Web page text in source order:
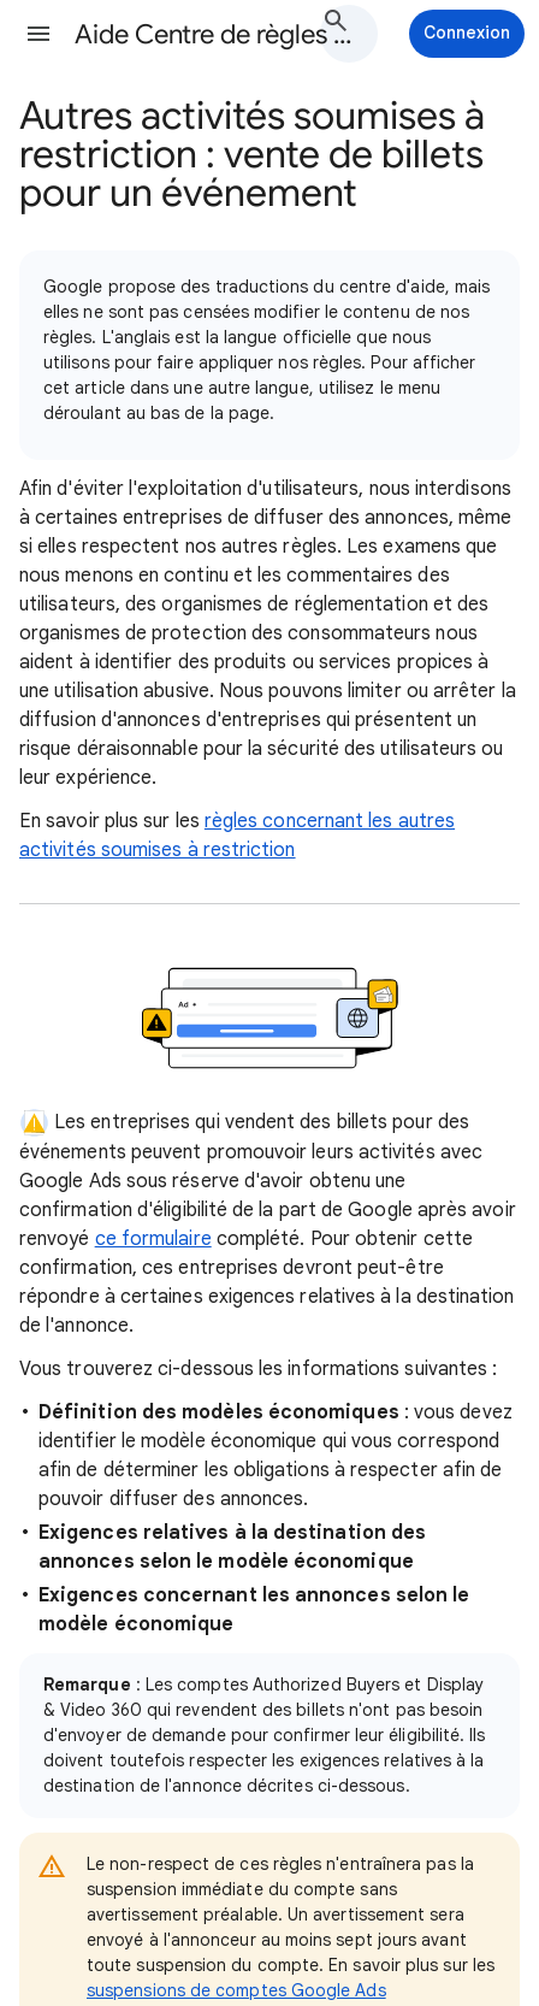
Aide Centre de règles Google Ads Connexion
Autres activités soumises à
restriction : vente de billets
pour un événement
Google propose des traductions du centre d'aide, mais
elles ne sont pas censées modifier le contenu de nos
règles. L'anglais est la langue officielle que nous
utilisons pour faire appliquer nos règles. Pour afficher
cet article dans une autre langue, utilisez le menu
déroulant au bas de la page.
Afin d'éviter l'exploitation d'utilisateurs, nous interdisons
à certaines entreprises de diffuser des annonces, même
si elles respectent nos autres règles. Les examens que
nous menons en continu et les commentaires des
utilisateurs, des organismes de réglementation et des
organismes de protection des consommateurs nous
aident à identifier des produits ou services propices à
une utilisation abusive. Nous pouvons limiter ou arrêter la
diffusion d'annonces d'entreprises qui présentent un
risque déraisonnable pour la sécurité des utilisateurs ou
leur expérience.
En savoir plus sur les règles concernant les autres
activités soumises à restriction
Les entreprises qui vendent des billets pour des
événements peuvent promouvoir leurs activités avec
Google Ads sous réserve d'avoir obtenu une
confirmation d'éligibilité de la part de Google après avoir
renvoyé ce formulaire complété. Pour obtenir cette
confirmation, ces entreprises devront peut-être
répondre à certaines exigences relatives à la destination
de l'annonce.
Vous trouverez ci-dessous les informations suivantes :
Définition des modèles économiques : vous devez
identifier le modèle économique qui vous correspond
afin de déterminer les obligations à respecter afin de
pouvoir diffuser des annonces.
Exigences relatives à la destination des
annonces selon le modèle économique
Exigences concernant les annonces selon le
modèle économique
Remarque : Les comptes Authorized Buyers et Display
& Video 360 qui revendent des billets n'ont pas besoin
d'envoyer de demande pour confirmer leur éligibilité. Ils
doivent toutefois respecter les exigences relatives à la
destination de l'annonce décrites ci-dessous.
Le non-respect de ces règles n'entraînera pas la
suspension immédiate du compte sans
avertissement préalable. Un avertissement sera
envoyé à l'annonceur au moins sept jours avant
toute suspension du compte. En savoir plus sur les
suspensions de comptes Google Ads